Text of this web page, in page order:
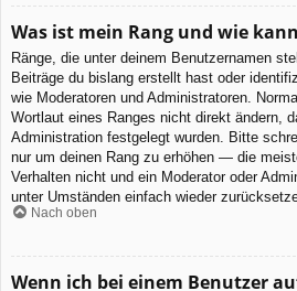
Was ist mein Rang und wie
Ränge, die unter deinem Benutzernamen
Beiträge du bislang erstellt hast oder
wie Moderatoren und Administratoren.
Wortlaut eines Ranges nicht direkt ändern,
Administration festgelegt wurden. Bitte
nur um deinen Rang zu erhöhen — die
Verhalten nicht und ein Moderator oder
unter Umständen einfach wieder
Nach oben
Wenn ich bei einem Benutzer